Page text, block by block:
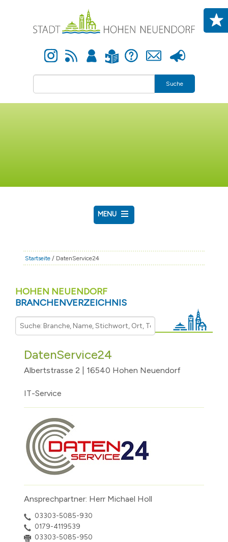
Instagram Newsfeed Anmelden Leichte Sprache Hilfe Kontakt Presse
Suche
MENU
RATHAUS & POLITIK
FAMILIE & BILDUNG
TOURISMUS
BAUEN & WIRTSCHAFT
Startseite / DatenService24
HOHEN NEUENDORF
BRANCHENVERZEICHNIS
DatenService24
Albertstrasse 2 | 16540 Hohen Neuendorf
IT-Service
Ansprechpartner: Herr Michael Holl
03303-5085-930
0179-4119539
03303-5085-950